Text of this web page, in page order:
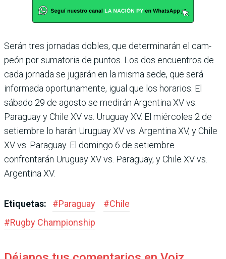
Serán tres jornadas dobles, que determinarán el cam­
peón por sumatoria de pun­tos. Los dos encuentros de
cada jornada se jugarán en la misma sede, que será
infor­mada oportunamente, igual que los horarios. El
sábado 29 de agosto se medirán Argen­tina XV vs.
Paraguay y Chile XV vs. Uruguay XV. El miér­coles 2 de
setiembre lo harán Uruguay XV vs. Argentina XV, y Chile
XV vs. Paraguay. El domingo 6 de setiembre
confrontarán Uruguay XV vs. Paraguay, y Chile XV vs.
Argentina XV.
Etiquetas: #Paraguay #Chile
#Rugby Champions­hip